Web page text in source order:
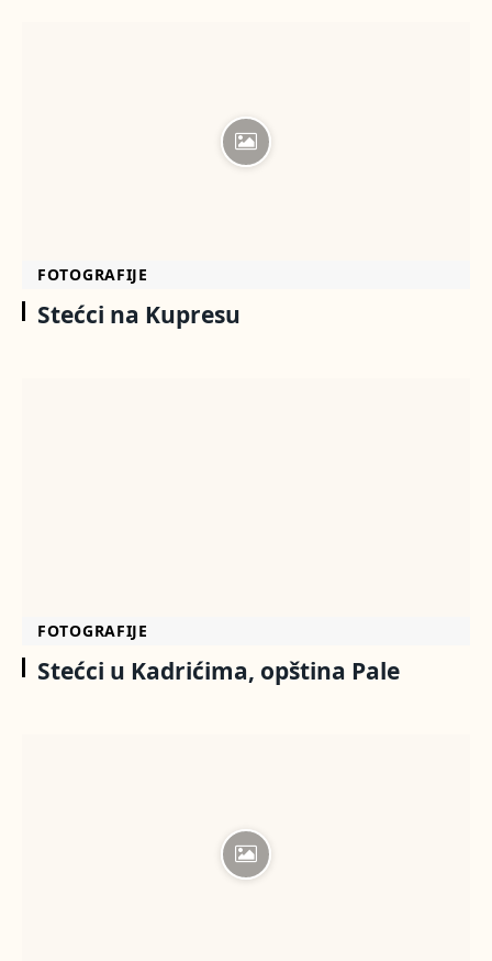
FOTOGRAFIJE
Stećci na Kupresu
FOTOGRAFIJE
Stećci u Kadrićima, opština Pale